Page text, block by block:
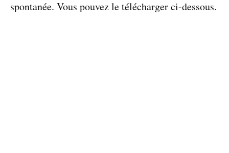
spontanée. Vous pouvez le télécharger ci-dessous.